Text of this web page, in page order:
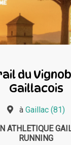
du
Gaillacois
à Gaillac (81)
ATHLETIQUE
RUNNING